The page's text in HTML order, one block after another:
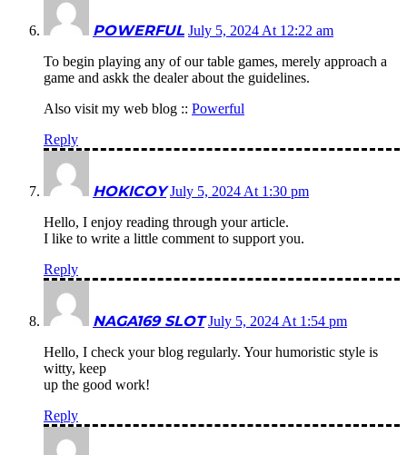
POWERFUL July 5, 2024 At 12:22 am
To begin playing any of our table games, merely approach a
game and askk the dealer about the guidelines.
Also visit my web blog :: Powerful
Reply
HOKICOY July 5, 2024 At 1:30 pm
Hello, I enjoy reading through your article.
I like to write a little comment to support you.
Reply
NAGA169 SLOT July 5, 2024 At 1:54 pm
Hello, I check your blog regularly. Your humoristic style is
witty, keep
up the good work!
Reply